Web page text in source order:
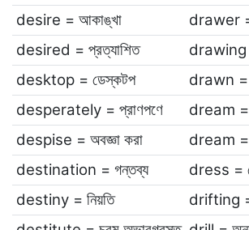
desire = আকাঙ্খা
drawer
desired = প্রত্যাশিত
drawing
desktop = ডেস্কটপ
drawn =
desperately = প্রাণপণে
dream =
despise = অবজ্ঞা করা
dream =
destination = গন্তব্য
dress =
destiny = নিয়তি
drifting =